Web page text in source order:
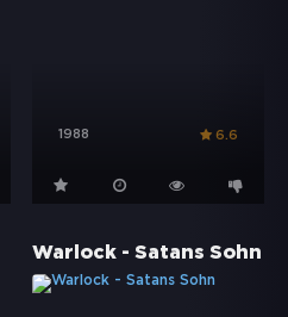
1988 6.6
Warlock - Satans Sohn